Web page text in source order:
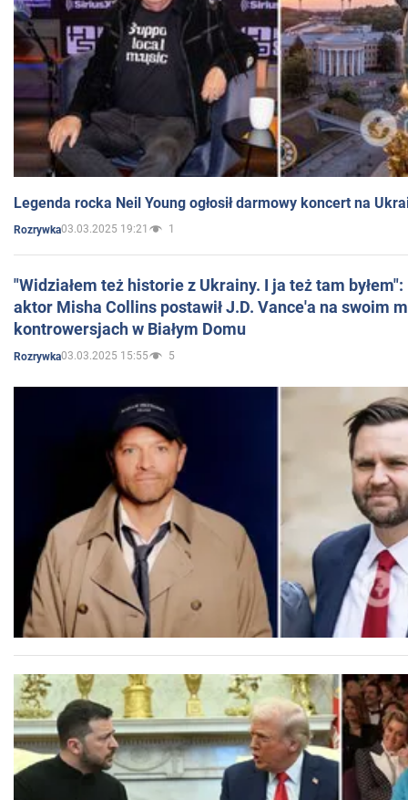
Legenda rocka Neil Young ogłosił darmowy koncert na
Rozrywka03.03.2025 19:21 1
"Widziałem też historie z Ukrainy. I ja też tam
aktor Misha Collins postawił J.D. Vance'a na swoim
kontrowersjach w Białym Domu
Rozrywka03.03.2025 15:55 5